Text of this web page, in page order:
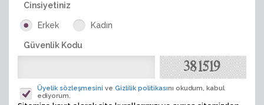
ÜYE ARA
Cinsiyetiniz
Erkek Kadın
Güvenlik Kodu
Üyelik sözleşmesini ve Gizlilik politikasını okudum, kabul
ediyorum.